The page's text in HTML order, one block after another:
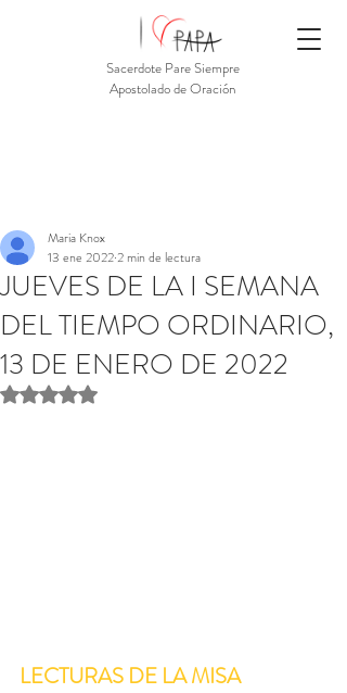
Sacerdote Pare Siempre
Apostolado de Oración
JUEVES DE LA I SEMANA
DEL TIEMPO ORDINARIO,
13 DE ENERO DE 2022
Maria Knox
13 ene 20222 min de lectura
Obtuvo NaN de 5 estrellas.
LECTURAS DE LA MISA